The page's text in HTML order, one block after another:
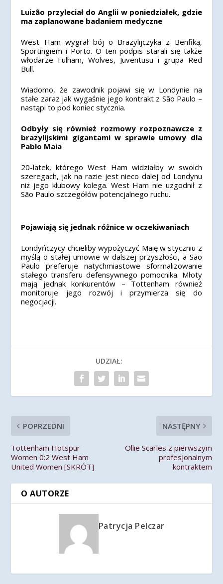
Luizão przyleciał do Anglii w poniedziałek, gdzie
ma zaplanowane badaniem medyczne
West Ham wygrał bój o Brazylijczyka z Benfiką,
Sportingiem i Porto. O ten podpis starali się także
włodarze Fulham, Wolves, Juventusu i grupa Red
Bull.
Wiadomo, że zawodnik pojawi się w Londynie na
stałe zaraz jak wygaśnie jego kontrakt z São Paulo –
nastąpi to pod koniec stycznia.
Odbyły się również rozmowy rozpoznawcze z
brazylijskimi gigantami w sprawie umowy dla
Pablo Maia
20-latek, którego West Ham widziałby w swoich
szeregach, jak na razie jest nieco dalej od Londynu
niż jego klubowy kolega. West Ham nie uzgodnił z
São Paulo szczegółów potencjalnego ruchu.
Pojawiają się jednak różnice w oczekiwaniach
Londyńczycy chcieliby wypożyczyć Maię w styczniu z
myślą o stałej umowie w dalszej przyszłości, a São
Paulo preferuje natychmiastowe sformalizowanie
stałego transferu defensywnego pomocnika. Młoty
mają jednak konkurentów – Tottenham również
monitoruje jego rozwój i przymierza się do
negocjacji.
UDZIAŁ:
POPRZEDNI
Tottenham Hotspur
Women 0:2 West Ham
United Women [SKRÓT]
NASTĘPNY
Ollie Scarles z pierwszym
profesjonalnym
kontraktem
O AUTORZE
Patrycja Pelczar